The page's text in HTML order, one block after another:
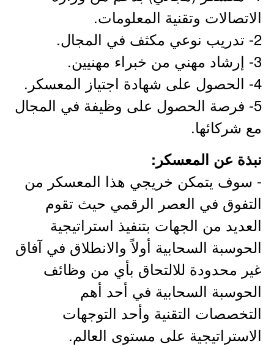
الاتصالات وتقنية المعلومات.
2- تدريب نوعي مكثف في المجال.
3- إرشاد مهني من خبراء مهنيين.
4- الحصول على شهادة اجتياز المعسكر.
5- فرصة الحصول على وظيفة في المجال
مع شركائها.
نبذة عن المعسكر:
- سوف يتمكن خريجي هذا المعسكر من
التفوق في العصر الرقمي حيث تقوم
العديد من الجهات بتنفيذ استراتيجية
الحوسبة السحابية أولاً والانطلاق في آفاق
غير محدودة للالتحاق بأي من وظائف
الحوسبة السحابية في أحد أهم
التخصصات التقنية وأحد التوجهات
الاستراتيجية على مستوى العالم.